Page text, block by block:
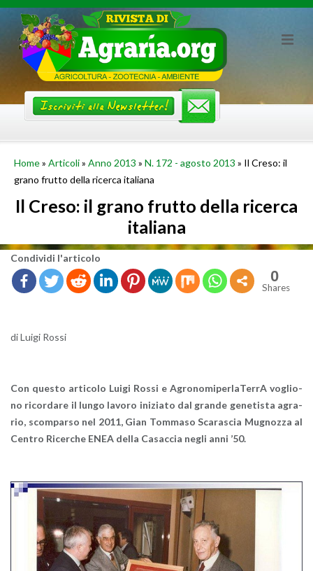
Skip
content
Home» Articoli» Anno 2013 » N. 172 - agosto 2013 » Il Creso: il
grano frutto della ricerca italiana
Il Creso: il grano frutto della ricerca
italiana
Con­di­vi­di l'ar­ti­co­lo
0
Shares
di Luigi Rossi
Con que­sto ar­ti­co­lo Luigi Rossi e Agro­no­mi­per­la­Ter­rA vo­glio­
no ri­cor­da­re il lungo la­vo­ro ini­zia­to dal gran­de ge­ne­ti­sta agra­
rio, scom­par­so nel 2011, Gian Tom­ma­so Sca­ra­scia Mu­gnoz­za al
Cen­tro Ri­cer­che ENEA della Ca­sac­cia negli anni ’50.